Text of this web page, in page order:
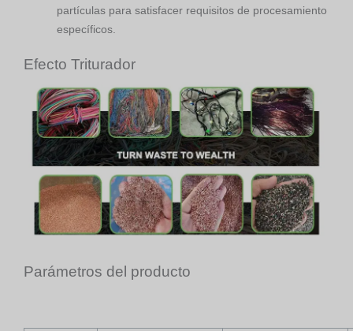
partículas para satisfacer requisitos de procesamiento
específicos.
Efecto Triturador
Parámetros del producto